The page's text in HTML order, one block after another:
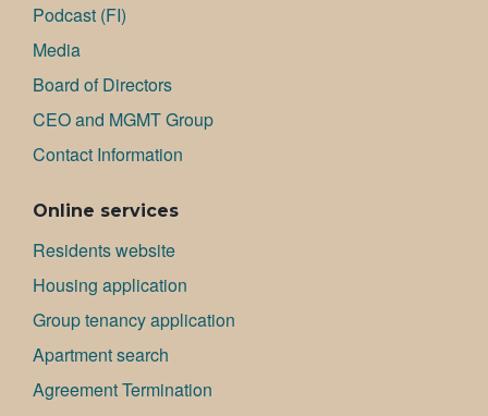
Podcast (FI)
Media
Board of Directors
CEO and MGMT Group
Contact Information
Online services
Residents website
Housing application
Group tenancy application
Apartment search
Agreement Termination